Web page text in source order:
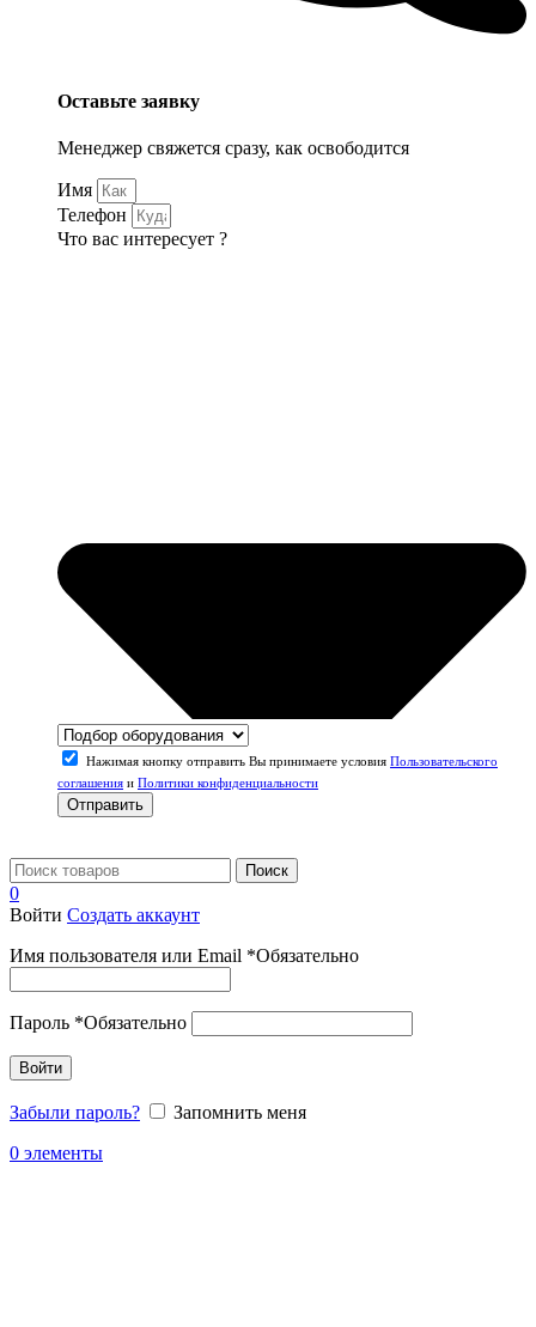
Оставьте заявку
Менеджер свяжется сразу, как освободится
Имя
Телефон
Что вас интересует ?
Нажимая кнопку отправить Вы принимаете условия Пользовательского
соглашения и Политики конфиденциальности
Отправить
Поиск
0
Войти Создать аккаунт
Имя пользователя или Email *Обязательно
Пароль *Обязательно
Войти
Забыли пароль?
Запомнить меня
0 элементы